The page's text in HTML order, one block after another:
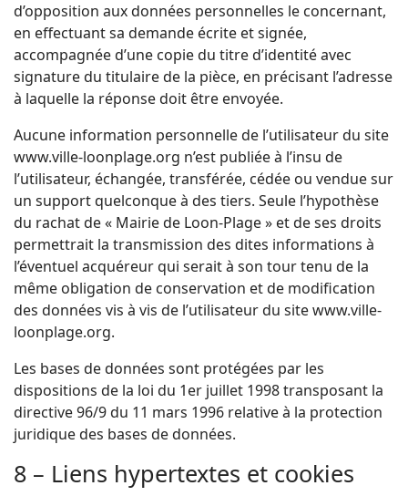
d’opposition aux données personnelles le concernant,
en effectuant sa demande écrite et signée,
accompagnée d’une copie du titre d’identité avec
signature du titulaire de la pièce, en précisant l’adresse
à laquelle la réponse doit être envoyée.
Aucune information personnelle de l’utilisateur du site
www.ville-loonplage.org n’est publiée à l’insu de
l’utilisateur, échangée, transférée, cédée ou vendue sur
un support quelconque à des tiers. Seule l’hypothèse
du rachat de « Mairie de Loon-Plage » et de ses droits
permettrait la transmission des dites informations à
l’éventuel acquéreur qui serait à son tour tenu de la
même obligation de conservation et de modification
des données vis à vis de l’utilisateur du site www.ville-
loonplage.org.
Les bases de données sont protégées par les
dispositions de la loi du 1er juillet 1998 transposant la
directive 96/9 du 11 mars 1996 relative à la protection
juridique des bases de données.
8 – Liens hypertextes et cookies